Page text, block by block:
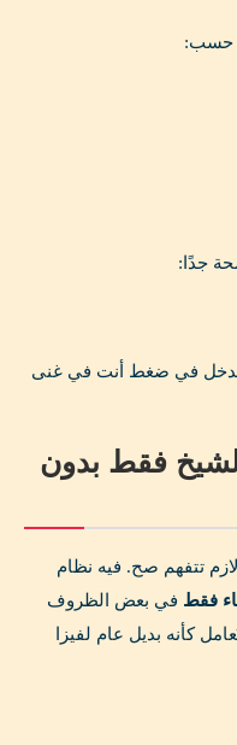
حسب:
جدًا:
وتدخل في ضغط أنت في غنى
فقط بدون
تتفهم صح. فيه نظام
فقط في بعض الظروف
كأنه بديل عام لفيزا